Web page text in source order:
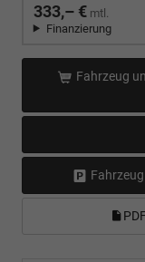
333,– € mtl.
Finanzierung
Fahrzeug